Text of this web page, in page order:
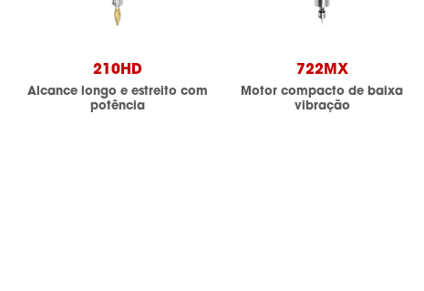
210HD
Alcance longo e estreito com
potência
722MX
Motor compacto de baixa
vibração